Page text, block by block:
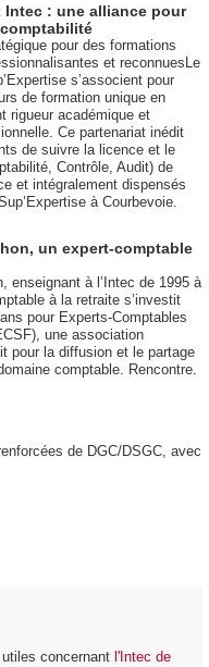
Intec : une alliance pour
pour des formations
et reconnuesLe
s’associent pour
de formation unique en
rigueur académique et
Ce partenariat inédit
de suivre la licence et le
Contrôle, Audit) de
et intégralement dispensés
à Courbevoie.
un expert-comptable
enseignant à l’Intec de 1995 à
à la retraite s’investit
pour Experts-Comptables
une association
pour la diffusion et le partage
comptable. Rencontre.
de DGC/DSGC, avec
concernant l'Intec de